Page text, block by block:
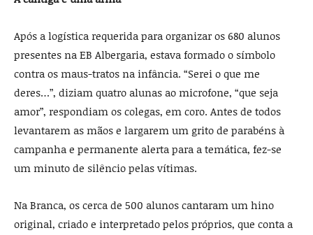
Após a logística requerida para organizar os 680 alunos
presentes na EB Albergaria, estava formado o símbolo
contra os maus-tratos na infância. “Serei o que me
deres…”, diziam quatro alunas ao microfone, “que seja
amor”, respondiam os colegas, em coro. Antes de todos
levantarem as mãos e largarem um grito de parabéns à
campanha e permanente alerta para a temática, fez-se
um minuto de silêncio pelas vítimas.
Na Branca, os cerca de 500 alunos cantaram um hino
original, criado e interpretado pelos próprios, que conta a